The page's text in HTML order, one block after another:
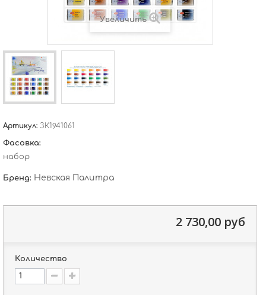
Увеличить
Артикул: ЗК1941061
Фасовка:
набор
Бренд: Невская Палитра
2 730,00 руб
Количество